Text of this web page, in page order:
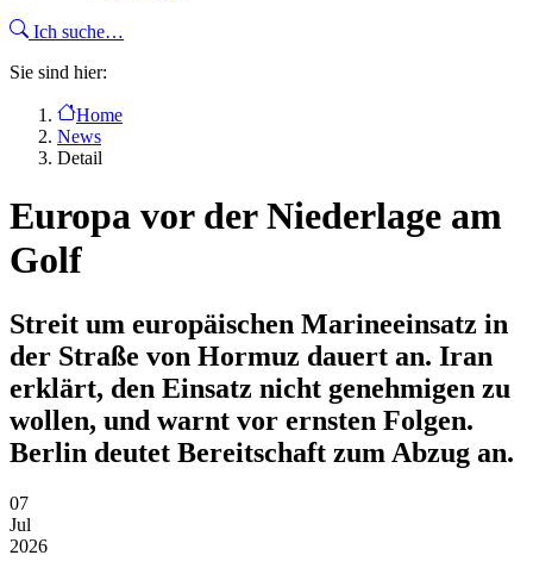
Ich suche…
Sie sind hier:
Home
News
Detail
Europa vor der Niederlage am
Golf
Streit um europäischen Marineeinsatz in
der Straße von Hormuz dauert an. Iran
erklärt, den Einsatz nicht genehmigen zu
wollen, und warnt vor ernsten Folgen.
Berlin deutet Bereitschaft zum Abzug an.
07
Jul
2026